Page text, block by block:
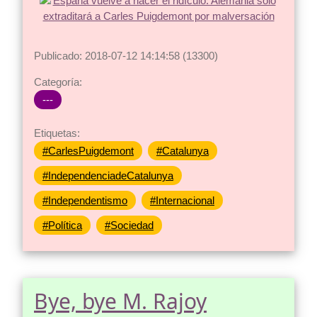
Publicado: 2018-07-12 14:14:58 (13300)
Categoría:
---
Etiquetas:
#CarlesPuigdemont
#Catalunya
#IndependenciadeCatalunya
#Independentismo #Internacional
#Política #Sociedad
Bye, bye M. Rajoy